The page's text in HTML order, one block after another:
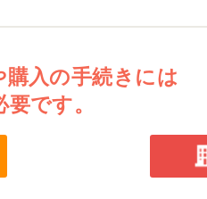
購入の手続きには
です。